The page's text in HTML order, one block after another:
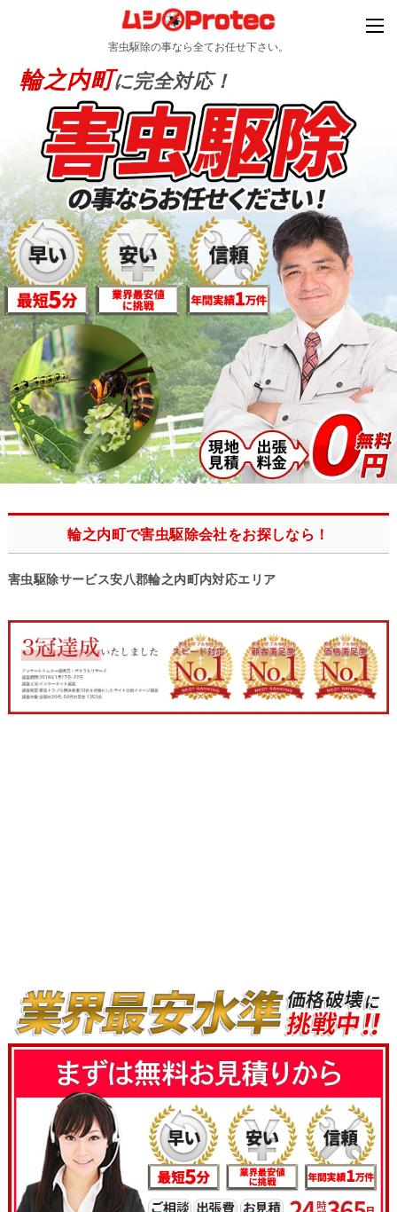
害虫駆除の事なら全てお任せ下さい。
輪之内町に完全対応！
輪之内町で害虫駆除会社をお探しなら！
害虫駆除サービス安八郡輪之内町内対応エリア